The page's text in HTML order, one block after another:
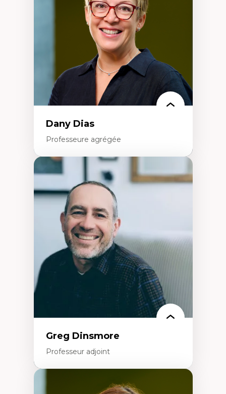
Extractivisme
Classes sociales
Mouvements sociaux
Théories de l’État
Dany Dias
Professeure agrégée
Expertises
Pédagogies critiques et justice sociale
Éthique relationnelle et sollicitude en
éducation
Décolonisation et autochtonisation de la
formation à l’enseignement
Littératie et didactique du français
Éducation inclusive
Formation à l’enseignement en contexte
francophone minoritaire
Identité linguistique et culturelle
Recherche-action et approches
participatives
Leadership éducatif et pratiques réflexives
Éducation durable et bien-être en
Greg Dinsmore
Professeur adjoint